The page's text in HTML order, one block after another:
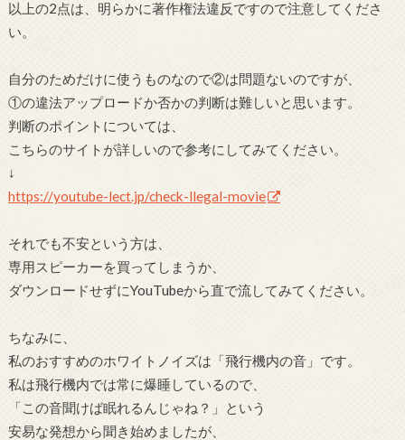
以上の2点は、明らかに著作権法違反ですので注意してくださ
い。
自分のためだけに使うものなので②は問題ないのですが、
①の違法アップロードか否かの判断は難しいと思います。
判断のポイントについては、
こちらのサイトが詳しいので参考にしてみてください。
↓
https://youtube-lect.jp/check-llegal-movie
それでも不安という方は、
専用スピーカーを買ってしまうか、
ダウンロードせずにYouTubeから直で流してみてください。
ちなみに、
私のおすすめのホワイトノイズは「飛行機内の音」です。
私は飛行機内では常に爆睡しているので、
「この音聞けば眠れるんじゃね？」という
安易な発想から聞き始めましたが、